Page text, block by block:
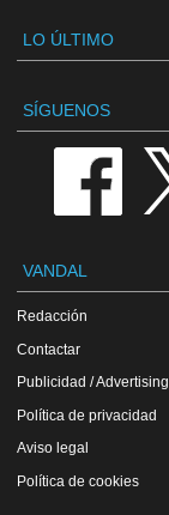
LO ÚLTIMO
SÍGUENOS
VANDAL
Redacción
Contactar
Publicidad / Advertising
Política de privacidad
Aviso legal
Política de cookies